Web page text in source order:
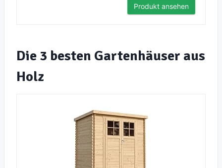
Produkt ansehen
Die 3 besten Gartenhäuser aus
Holz